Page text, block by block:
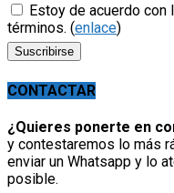
Estoy de acuerdo
términos. (enlace)
CONTACTAR
¿Quieres ponerte en
y contestaremos lo más
enviar un Whatsapp y lo
posible.